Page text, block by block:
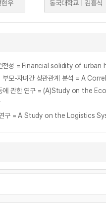
현우
동국대학교 | 김흥식
무건전성 = Financial solidity of
의 부모-자녀간 상관관계 분석
행동에 관한 연구 = (A)Study on
한 연구 = A Study on the